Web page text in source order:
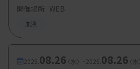
開催場所 : WEB
血液
2026. 08.26（水） -2026. 08.26（水）